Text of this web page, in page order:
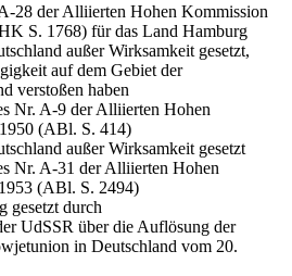
28 der Alliierten Hohen Kommission
S. 1768) für das Land Hamburg
außer Wirksamkeit gesetzt,
auf dem Gebiet der
verstoßen haben
Nr. A-9 der Alliierten Hohen
(ABl. S. 414)
außer Wirksamkeit gesetzt
Nr. A-31 der Alliierten Hohen
(ABl. S. 2494)
gesetzt durch
UdSSR über die Auflösung der
in Deutschland vom 20.